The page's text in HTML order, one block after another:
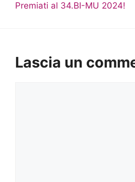
Premiati al 34.BI-MU 2024!
Lascia un